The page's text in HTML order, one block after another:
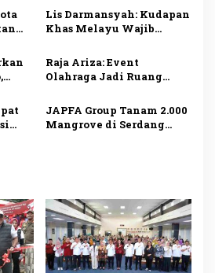
Produk Lokal Tembus
Pasar Nasional
Lis Darmansyah: Kudapan
Khas Melayu Wajib
Kegiatan Pemerintah
Raja Ariza: Event
Olahraga Jadi Ruang
Penggerak Ekonomi
Tanjungpinang
JAPFA Group Tanam 2.000
Mangrove di Serdang